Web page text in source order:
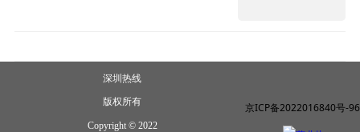
深圳热线
版权所有
Copyright © 2022
京ICP备2022016840号-96